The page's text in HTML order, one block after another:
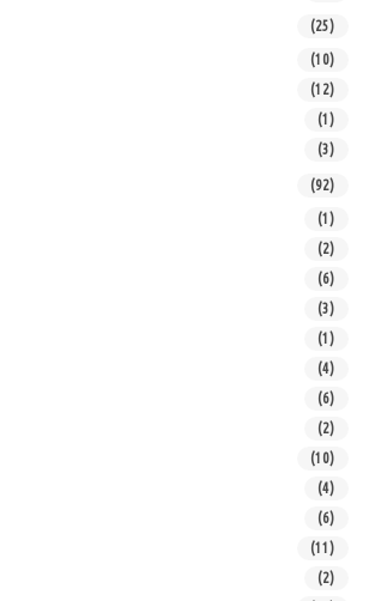
(25)
(10)
(12)
(1)
(3)
(92)
(1)
(2)
(6)
(3)
(1)
(4)
(6)
(2)
(10)
(4)
(6)
(11)
(2)